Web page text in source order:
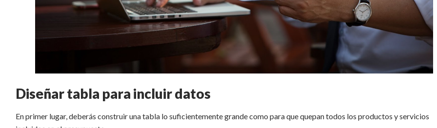
Diseñar tabla para incluir datos
En primer lugar, deberás construir una tabla lo suficientemente grande como para que quepan todos los productos y servicios